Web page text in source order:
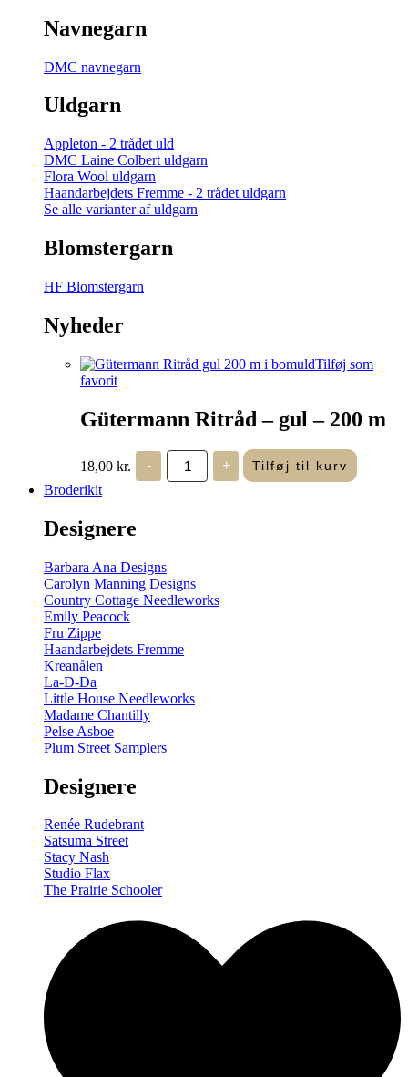
Navnegarn
DMC navnegarn
Uldgarn
Appleton - 2 trådet uld
DMC Laine Colbert uldgarn
Flora Wool uldgarn
Haandarbejdets Fremme - 2 trådet uldgarn
Se alle varianter af uldgarn
Blomstergarn
HF Blomstergarn
Nyheder
Tilføj som
favorit
Gütermann Ritråd – gul – 200 m
18,00 kr. -
Gütermann
Ritråd
-
+ Tilføj til kurv
Broderikit
Designere
Barbara Ana Designs
Carolyn Manning Designs
Country Cottage Needleworks
Emily Peacock
Fru Zippe
Haandarbejdets Fremme
Kreanålen
La-D-Da
Little House Needleworks
Madame Chantilly
Pelse Asboe
Plum Street Samplers
Designere
Renée Rudebrant
Satsuma Street
Stacy Nash
Studio Flax
The Prairie Schooler